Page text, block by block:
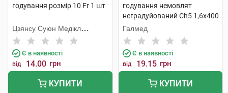
годування розмір 10 Fr 1 шт
Цзянсу Суюн Медікл
Метіріелс
Є в наявності
від 14.00 грн
КУПИТИ
годування немовлят
неградуйований Ch5 1,6x400
мм 1 шт
Галмед
Є в наявності
від 19.15 грн
КУПИТИ